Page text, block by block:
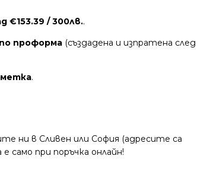
€153.39 / 300лв..
проформа (създадена и изпратена след
.
ни в Сливен или София (адресите са
само при поръчка онлайн!